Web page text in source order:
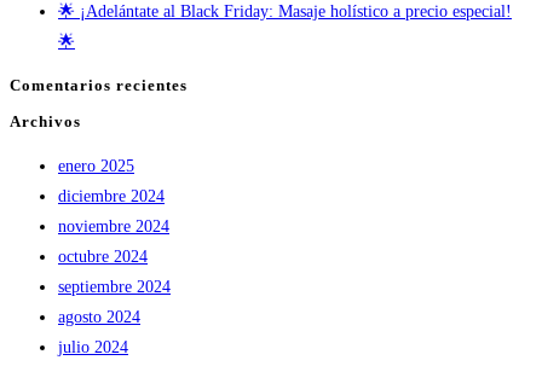
🌟 ¡Adelántate al Black Friday: Masaje holístico a precio especial!
🌟
Comentarios recientes
Archivos
enero 2025
diciembre 2024
noviembre 2024
octubre 2024
septiembre 2024
agosto 2024
julio 2024